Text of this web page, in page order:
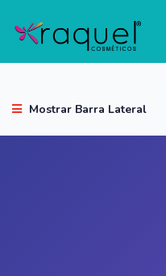
Mostrar Barra Lateral